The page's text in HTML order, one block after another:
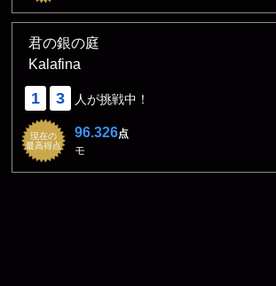
君の銀の庭
Kalafina
1 3 人が挑戦中！
現在の
最高得点
96.326点
モ